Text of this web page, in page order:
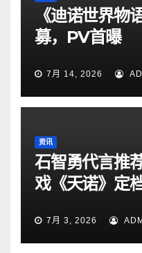
《迪诺世界物
募，PV首曝
7月 14, 2026
资讯
石智勇代言推
戏《天诺》定
7月 3, 2026